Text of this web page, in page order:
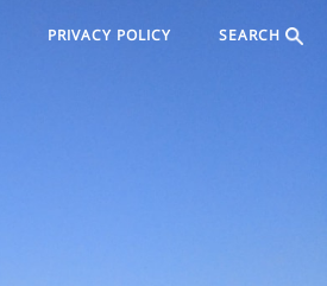
PRIVACY POLICY SEARCH